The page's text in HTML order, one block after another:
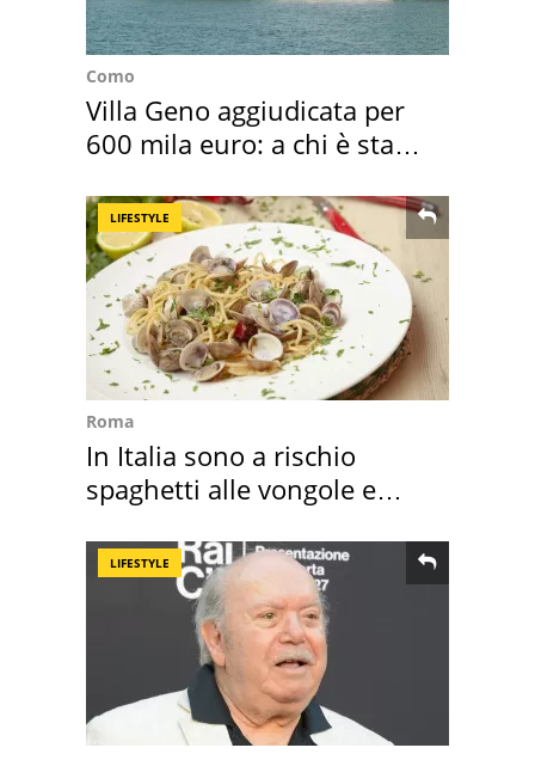
Como
Villa Geno aggiudicata per
600 mila euro: a chi è stata
LIFESTYLE
Roma
In Italia sono a rischio
spaghetti alle vongole e
LIFESTYLE